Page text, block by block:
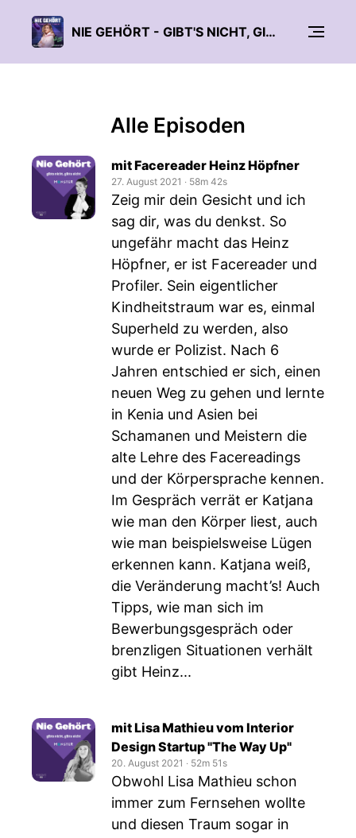
NIE GEHÖRT - GIBT'S NICHT, GIBT'S NICHT
Alle Episoden
mit Facereader Heinz Höpfner
27. August 2021 ‧ 58m 42s
Zeig mir dein Gesicht und ich
sag dir, was du denkst. So
ungefähr macht das Heinz
Höpfner, er ist Facereader und
Profiler. Sein eigentlicher
Kindheitstraum war es, einmal
Superheld zu werden, also
wurde er Polizist. Nach 6
Jahren entschied er sich, einen
neuen Weg zu gehen und lernte
in Kenia und Asien bei
Schamanen und Meistern die
alte Lehre des Facereadings
und der Körpersprache kennen.
Im Gespräch verrät er Katjana
wie man den Körper liest, auch
wie man beispielsweise Lügen
erkennen kann. Katjana weiß,
die Veränderung macht’s! Auch
Tipps, wie man sich im
Bewerbungsgespräch oder
brenzligen Situationen verhält
gibt Heinz...
mit Lisa Mathieu vom Interior
Design Startup "The Way Up"
20. August 2021 ‧ 52m 51s
Obwohl Lisa Mathieu schon
immer zum Fernsehen wollte
und diesen Traum sogar in